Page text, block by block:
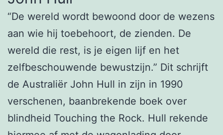
“De wereld wordt bewoond door de wezens
aan wie hij toebehoort, de zienden. De
wereld die rest, is je eigen lijf en het
zelfbeschouwende bewustzijn.” Dit schrijft
de Australiër John Hull in zijn in 1990
verschenen, baanbrekende boek over
blindheid Touching the Rock. Hull rekende